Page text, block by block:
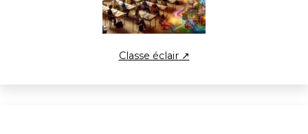
Classe éclair ↗